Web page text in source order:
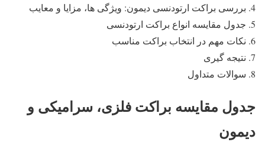
بررسی براکت ارتودنسی دیمون: ویژگی ها، مزایا و معایب
جدول مقایسه انواع براکت ارتودنسی
نکات مهم در انتخاب براکت مناسب
نتیجه گیری
سوالات متداول
جدول مقایسه براکت فلزی، سرامیکی و
دیمون